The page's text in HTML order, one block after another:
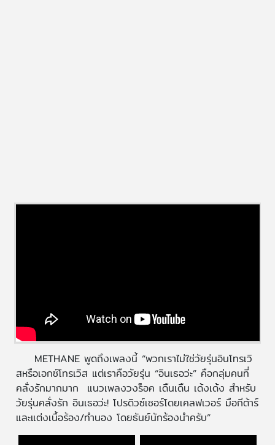
METHANE พูดถึงเพลงนี้ “พวกเราไม่ใช่วัยรุ่นอินโทรเวิ
สหรือเอกซ์โทรเวิส แต่เราคือวัยรุ่น “อินเธอว่ะ” คือกลุ่มคนที่
คลั่งรักมากมาก แนวเพลงวงร็อค เดิ้นเดิ้น เด้งเด้ง สำหรับ
วัยรุ่นคลั่งรัก อินเธอว่ะ! โปรดิวซ์เซอร์โดยเคลฟเวอร์ มือกีต้าร์
และแต่งเนื้อร้อง/ทำนอง โดยธันย์นักร้องนำครับ”